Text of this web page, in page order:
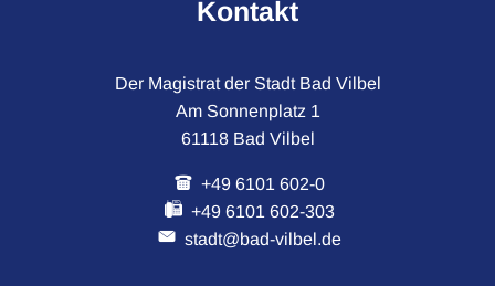
Kontakt
Der Magistrat der Stadt Bad Vilbel
Am Sonnenplatz 1
61118 Bad Vilbel
+49 6101 602-0
+49 6101 602-303
stadt@bad-vilbel.de